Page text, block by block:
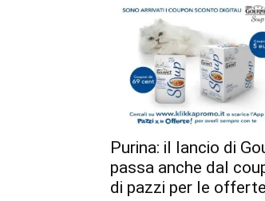
Purina: il lancio di
passa anche dal
di pazzi per le offerte